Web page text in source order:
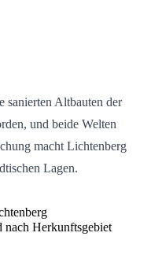
sanierten Altbauten der
und beide Welten
macht Lichtenberg
Lagen.
Herkunftsgebiet